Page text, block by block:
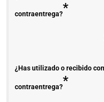
contraentrega?*
¿Has utilizado o recibido
contraentrega?*